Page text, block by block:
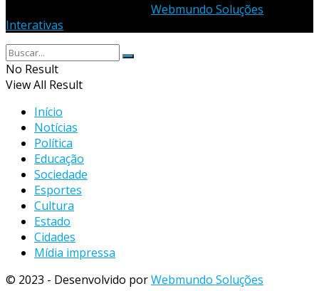
Webmundo Soluções
Interativas
No Result
View All Result
Início
Notícias
Política
Educação
Sociedade
Esportes
Cultura
Estado
Cidades
Mídia impressa
© 2023 - Desenvolvido porWebmundo Soluções